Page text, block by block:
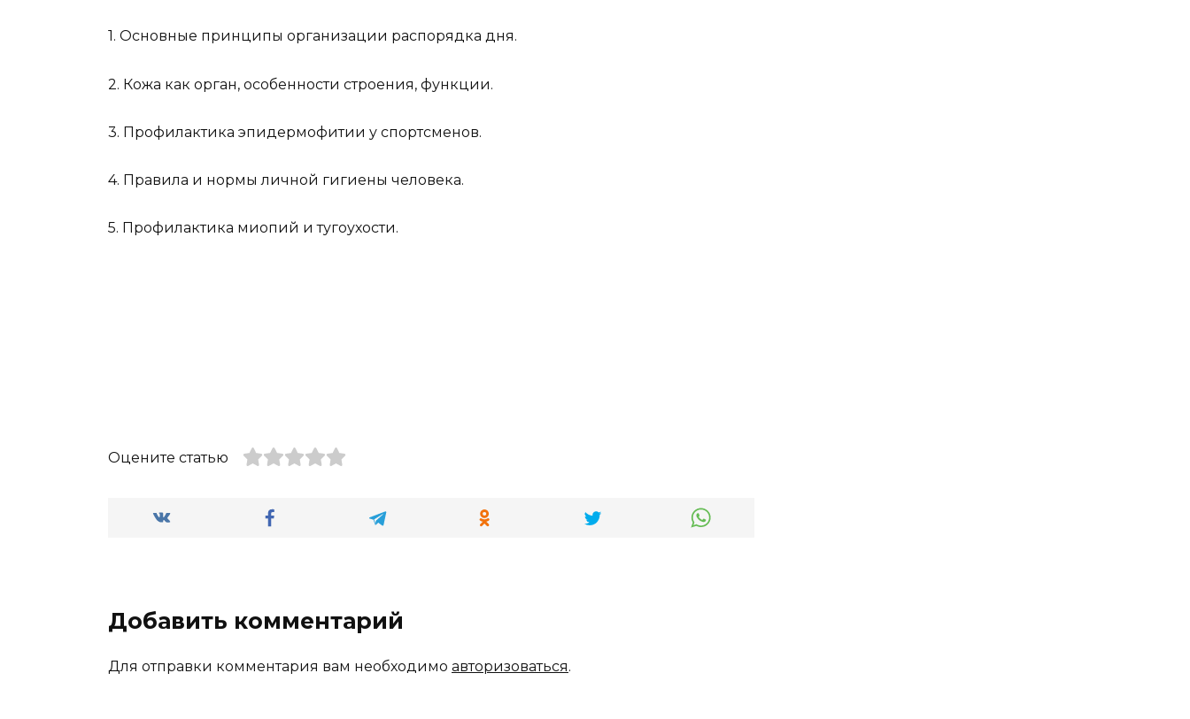
1. Основные принципы организации распорядка дня.
2. Кожа как орган, особенности строения, функции.
3. Профилактика эпидермофитии у спортсменов.
4. Правила и нормы личной гигиены человека.
5. Профилактика миопий и тугоухости.
Оцените статью
Добавить комментарий
Для отправки комментария вам необходимо авторизоваться.